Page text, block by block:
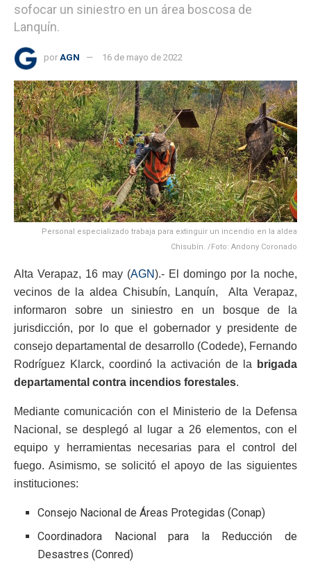
sofocar un siniestro en un área boscosa de
Lanquín.
por AGN 16 de mayo de 2022
Personal especializado trabaja para extinguir un incendio en la aldea
Chisubín. /Foto: Andony Coronado
Alta Verapaz, 16 may (AGN).- El domingo por la noche,
vecinos de la aldea Chisubín, Lanquín, Alta Verapaz,
informaron sobre un siniestro en un bosque de la
jurisdicción, por lo que el gobernador y presidente de
consejo departamental de desarrollo (Codede), Fernando
Rodríguez Klarck, coordinó la activación de la
brigada
departamental contra incendios forestales.
Mediante comunicación con el Ministerio de la Defensa
Nacional, se desplegó al lugar a 26 elementos, con el
equipo y herramientas necesarias para el control del
fuego. Asimismo, se solicitó el apoyo de las siguientes
instituciones:
Consejo Nacional de Áreas Protegidas (Conap)
Coordinadora Nacional para la Reducción de
Desastres (Conred)